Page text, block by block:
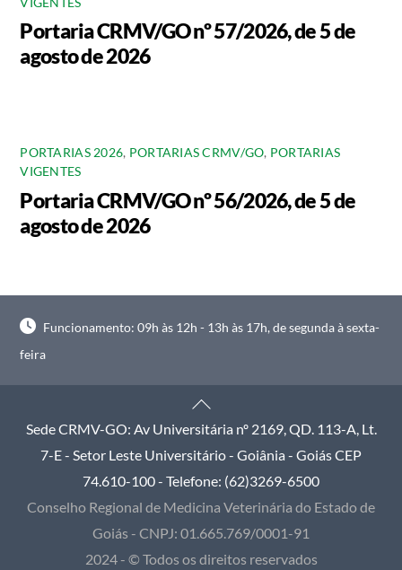
Portaria CRMV/GO nº 57/2026, de 5 de
agosto de 2026
PORTARIAS 2026, PORTARIAS CRMV/GO, PORTARIAS
VIGENTES
Portaria CRMV/GO nº 56/2026, de 5 de
agosto de 2026
Funcionamento: 09h às 12h - 13h às 17h, de segunda à sexta-
feira
Back
To
Top
Sede CRMV-GO: Av Universitária nº 2169, QD. 113-A, Lt.
7-E - Setor Leste Universitário - Goiânia - Goiás CEP
74.610-100 - Telefone: (62)3269-6500
Conselho Regional de Medicina Veterinária do Estado de
Goiás - CNPJ: 01.665.769/0001-91
2024 - © Todos os direitos reservados